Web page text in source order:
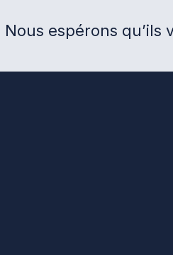
Nous espérons qu’ils